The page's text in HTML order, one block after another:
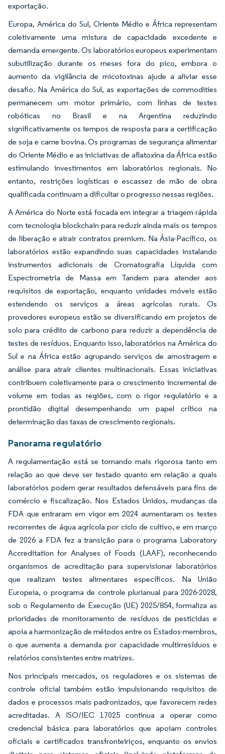
exportação.
Europa, América do Sul, Oriente Médio e África representam
coletivamente uma mistura de capacidade excedente e
demanda emergente. Os laboratórios europeus experimentam
subutilização durante os meses fora do pico, embora o
aumento da vigilância de micotoxinas ajude a aliviar esse
desafio. Na América do Sul, as exportações de commodities
permanecem um motor primário, com linhas de testes
robóticas no Brasil e na Argentina reduzindo
significativamente os tempos de resposta para a certificação
de soja e carne bovina. Os programas de segurança alimentar
do Oriente Médio e as iniciativas de aflatoxina da África estão
estimulando investimentos em laboratórios regionais. No
entanto, restrições logísticas e escassez de mão de obra
qualificada continuam a dificultar o progresso nessas regiões.
A América do Norte está focada em integrar a triagem rápida
com tecnologia blockchain para reduzir ainda mais os tempos
de liberação e atrair contratos premium. Na Ásia-Pacífico, os
laboratórios estão expandindo suas capacidades instalando
instrumentos adicionais de Cromatografia Líquida com
Espectrometria de Massa em Tandem para atender aos
requisitos de exportação, enquanto unidades móveis estão
estendendo os serviços a áreas agrícolas rurais. Os
provedores europeus estão se diversificando em projetos de
solo para crédito de carbono para reduzir a dependência de
testes de resíduos. Enquanto isso, laboratórios na América do
Sul e na África estão agrupando serviços de amostragem e
análise para atrair clientes multinacionais. Essas iniciativas
contribuem coletivamente para o crescimento incremental de
volume em todas as regiões, com o rigor regulatório e a
prontidão digital desempenhando um papel crítico na
determinação das taxas de crescimento regionais.
Panorama regulatório
A regulamentação está se tornando mais rigorosa tanto em
relação ao que deve ser testado quanto em relação a quais
laboratórios podem gerar resultados defensáveis para fins de
comércio e fiscalização. Nos Estados Unidos, mudanças da
FDA que entraram em vigor em 2024 aumentaram os testes
recorrentes de água agrícola por ciclo de cultivo, e em março
de 2026 a FDA fez a transição para o programa Laboratory
Accreditation for Analyses of Foods (LAAF), reconhecendo
organismos de acreditação para supervisionar laboratórios
que realizam testes alimentares específicos. Na União
Europeia, o programa de controle plurianual para 2026-2028,
sob o Regulamento de Execução (UE) 2025/854, formaliza as
prioridades de monitoramento de resíduos de pesticidas e
apoia a harmonização de métodos entre os Estados-membros,
o que aumenta a demanda por capacidade multirresíduos e
relatórios consistentes entre matrizes.
Nos principais mercados, os reguladores e os sistemas de
controle oficial também estão impulsionando requisitos de
dados e processos mais padronizados, que favorecem redes
acreditadas. A ISO/IEC 17025 continua a operar como
credencial básica para laboratórios que apoiam controles
oficiais e certificados transfronteiriços, enquanto os envios